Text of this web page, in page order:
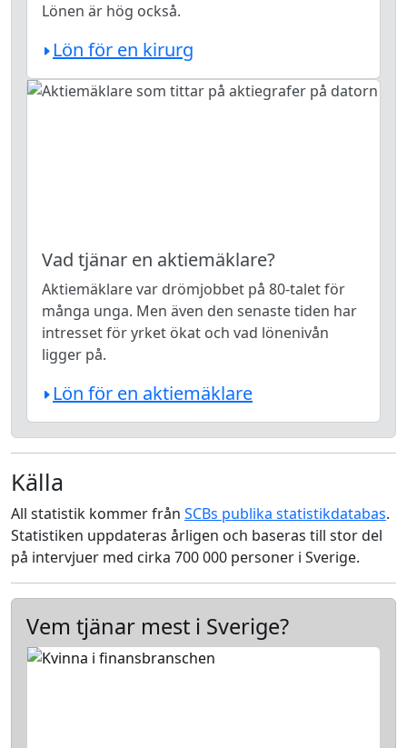
Lönen är hög också.
Lön för en kirurg
Vad tjänar en aktiemäklare?
Aktiemäklare var drömjobbet på 80-talet för
många unga. Men även den senaste tiden har
intresset för yrket ökat och vad lönenivån
ligger på.
Lön för en aktiemäklare
Källa
All statistik kommer från SCBs publika statistikdatabas.
Statistiken uppdateras årligen och baseras till stor del
på intervjuer med cirka 700 000 personer i Sverige.
Vem tjänar mest i Sverige?